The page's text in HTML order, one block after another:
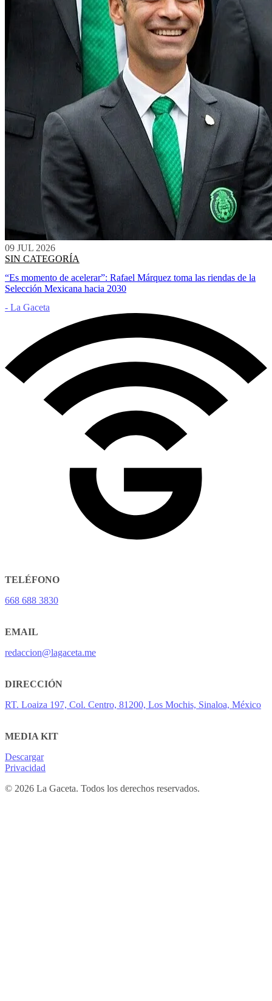
09 JUL 2026
SIN CATEGORÍA
“Es momento de acelerar”: Rafael Márquez toma las riendas de la
Selección Mexicana hacia 2030
- La Gaceta
TELÉFONO
668 688 3830
EMAIL
redaccion@lagaceta.me
DIRECCIÓN
RT. Loaiza 197, Col. Centro, 81200, Los Mochis, Sinaloa, México
MEDIA KIT
Descargar
Privacidad
© 2026 La Gaceta. Todos los derechos reservados.